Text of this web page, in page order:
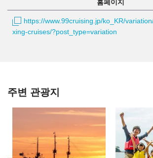
홈페이지
https://www.99cruising.jp/ko_KR/
xing-cruises/?post_type=variation
주변 관광지